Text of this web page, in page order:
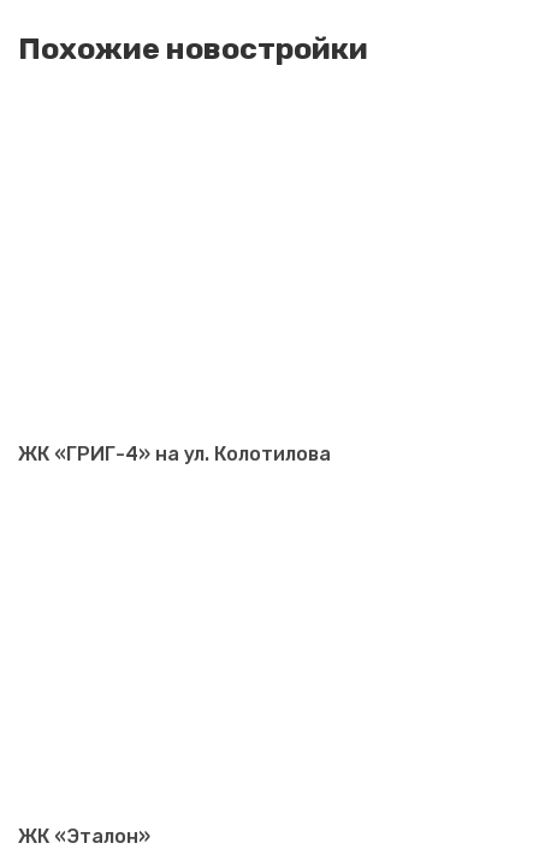
Похожие новостройки
ЖК «ГРИГ-4» на ул. Колотилова
ЖК «Эталон»